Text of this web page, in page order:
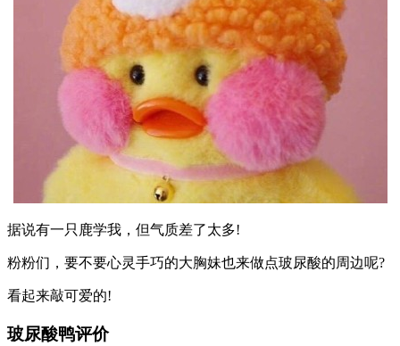
据说有一只鹿学我，但气质差了太多!
粉粉们，要不要心灵手巧的大胸妹也来做点玻尿酸的周边呢?
看起来敲可爱的!
玻尿酸鸭评价